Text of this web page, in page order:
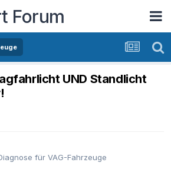
Forum
UND Standlicht
für VAG-Fahrzeuge